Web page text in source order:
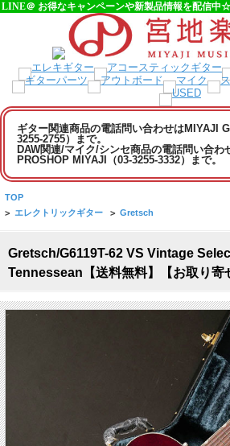
LINE＠ お得なキャンペーンや新製品情報を配信中☆
ギター関連商品の電話問い合わせはMIYAJI
3255-2755）まで。
DAW関連/マイク/シンセ商品の電話問い合わ
PROSHOP MIYAJI（03-3255-3332）まで。
TOP
> エレクトリックギター > Gretsch
Gretsch/G6119T-62 VS Vintage
Tennessean【送料無料】【お取り寄